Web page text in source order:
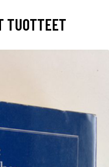
TUOTTEET